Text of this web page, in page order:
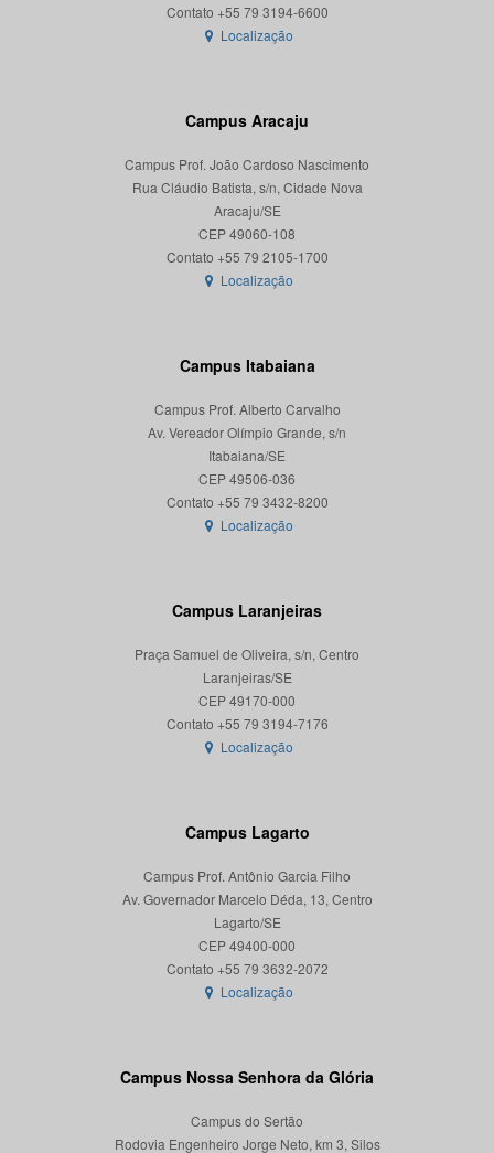
Localização
Campus Aracaju
Campus Prof. João Cardoso Nascimento
Rua Cláudio Batista, s/n, Cidade Nova
Aracaju/SE
CEP 49060-108
Localização
Campus Itabaiana
Campus Prof. Alberto Carvalho
Av. Vereador Olímpio Grande, s/n
Itabaiana/SE
CEP 49506-036
Localização
Campus Laranjeiras
Praça Samuel de Oliveira, s/n, Centro
Laranjeiras/SE
CEP 49170-000
Localização
Campus Lagarto
Campus Prof. Antônio Garcia Filho
Av. Governador Marcelo Déda, 13, Centro
Lagarto/SE
CEP 49400-000
Localização
Campus Nossa Senhora da Glória
Campus do Sertão
Rodovia Engenheiro Jorge Neto, km 3, Silos